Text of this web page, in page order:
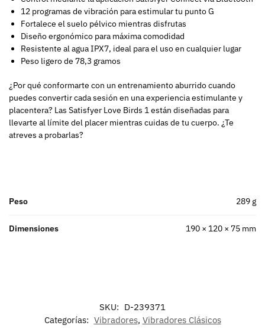
12 programas de vibración para estimular tu punto G
Fortalece el suelo pélvico mientras disfrutas
Diseño ergonómico para máxima comodidad
Resistente al agua IPX7, ideal para el uso en cualquier lugar
Peso ligero de 78,3 gramos
¿Por qué conformarte con un entrenamiento aburrido cuando
puedes convertir cada sesión en una experiencia estimulante y
placentera? Las Satisfyer Love Birds 1 están diseñadas para
llevarte al límite del placer mientras cuidas de tu cuerpo. ¿Te
atreves a probarlas?
Peso 289 g
Dimensiones 190 × 120 × 75 mm
SKU: D-239371
Categorías: Vibradores, Vibradores Clásicos